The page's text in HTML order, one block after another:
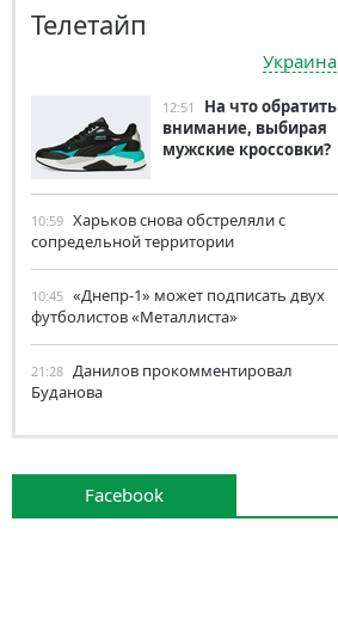
Телетайп
Украина
12:51
На что обратить
внимание, выбирая
мужские кроссовки?
10:59 Харьков снова обстреляли с
сопредельной территории
10:45 «Днепр-1» может подписать двух
футболистов «Металлиста»
21:28 Данилов прокомментировал
Буданова
Facebook